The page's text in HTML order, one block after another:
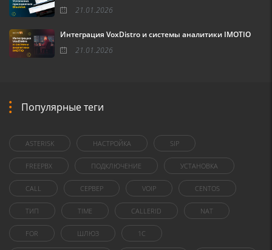
21.01.2026
Интеграция VoxDistro и системы аналитики IMOTIO
21.01.2026
Популярные теги
ASTERISK НАСТРОЙКА SIP
FREEPBX ПОДКЛЮЧЕНИЕ УСТАНОВКА
CALL СЕРВЕР VOIP CENTOS
ТИП TIME CALLERID NAT
FOR ШЛЮЗ 1C